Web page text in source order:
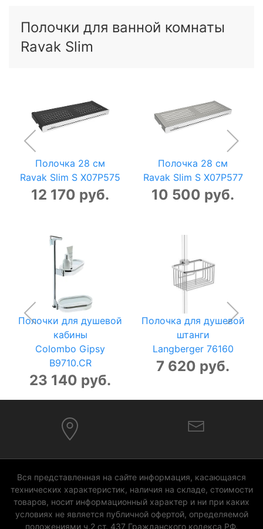
Полочки для ванной комнаты
Ravak Slim
Полочка 28 см
Ravak Slim S X07P575
12 170 руб.
Полочка 28 см
Ravak Slim S X07P577
10 500 руб.
Полочки для душевой
кабины
Colombo Gipsy
B9710.CR
23 140 руб.
Полочка для душевой
штанги
Langberger 76160
7 620 руб.
Вся представленная на сайте информация, касающаяся
технических характеристик, наличия на складе, стоимости
товаров, носит информационный характер и ни при каких
условиях не является публичной офертой, определяемой
положениями ч.2 ст. 437 Гражданского кодекса РФ.